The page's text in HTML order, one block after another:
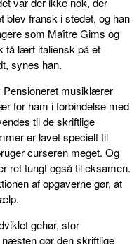
blev fransk i stedet, og han
som Maître Gims og
få lært italiensk på et
synes han.
Pensioneret musiklærer
for ham i forbindelse med
til de skriftlige
er lavet specielt til
curseren meget. Og
ret tungt også til eksamen.
af opgaverne gør, at
gehør, stor
gør den skriftlige